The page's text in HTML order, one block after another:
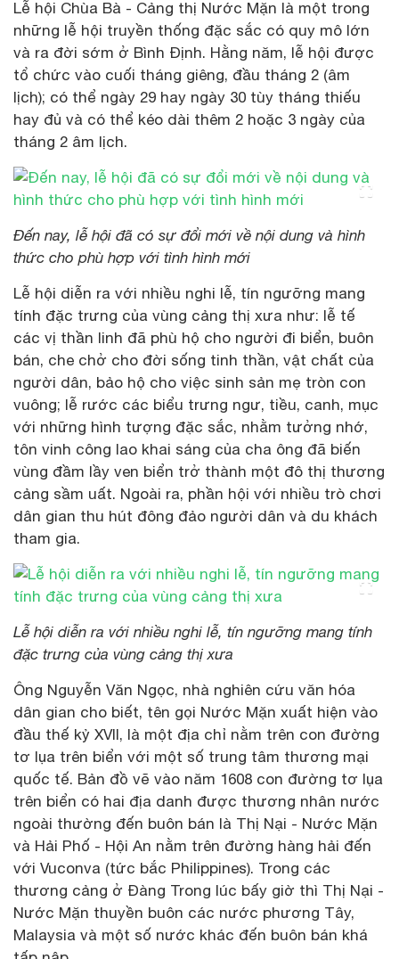
Lễ hội Chùa Bà - Cảng thị Nước Mặn là một trong
những lễ hội truyền thống đặc sắc có quy mô lớn
và ra đời sớm ở Bình Định. Hằng năm, lễ hội được
tổ chức vào cuối tháng giêng, đầu tháng 2 (âm
lịch); có thể ngày 29 hay ngày 30 tùy tháng thiếu
hay đủ và có thể kéo dài thêm 2 hoặc 3 ngày của
tháng 2 âm lịch.
Đến nay, lễ hội đã có sự đổi mới về nội dung và hình
thức cho phù hợp với tình hình mới
Lễ hội diễn ra với nhiều nghi lễ, tín ngưỡng mang
tính đặc trưng của vùng cảng thị xưa như: lễ tế
các vị thần linh đã phù hộ cho người đi biển, buôn
bán, che chở cho đời sống tinh thần, vật chất của
người dân, bảo hộ cho việc sinh sản mẹ tròn con
vuông; lễ rước các biểu trưng ngư, tiều, canh, mục
với những hình tượng đặc sắc, nhằm tưởng nhớ,
tôn vinh công lao khai sáng của cha ông đã biến
vùng đầm lầy ven biển trở thành một đô thị thương
cảng sầm uất. Ngoài ra, phần hội với nhiều trò chơi
dân gian thu hút đông đảo người dân và du khách
tham gia.
Lễ hội diễn ra với nhiều nghi lễ, tín ngưỡng mang tính
đặc trưng của vùng cảng thị xưa
Ông Nguyễn Văn Ngọc, nhà nghiên cứu văn hóa
dân gian cho biết, tên gọi Nước Mặn xuất hiện vào
đầu thế kỷ XVII, là một địa chỉ nằm trên con đường
tơ lụa trên biển với một số trung tâm thương mại
quốc tế. Bản đồ vẽ vào năm 1608 con đường tơ lụa
trên biển có hai địa danh được thương nhân nước
ngoài thường đến buôn bán là Thị Nại - Nước Mặn
và Hải Phố - Hội An nằm trên đường hàng hải đến
với Vuconva (tức bắc Philippines). Trong các
thương cảng ở Đàng Trong lúc bấy giờ thì Thị Nại -
Nước Mặn thuyền buôn các nước phương Tây,
Malaysia và một số nước khác đến buôn bán khá